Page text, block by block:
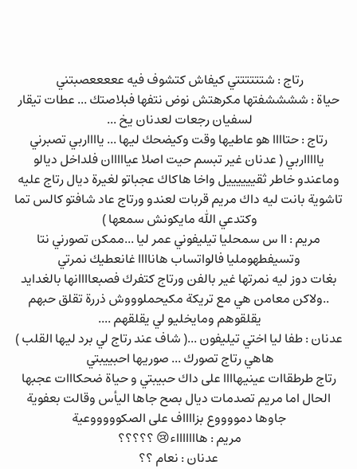
رتاج : شتتتتتتي كيفاش كتشوف فيه عععععصبتني
حياة : ششششفتها مكرهتش نوض نتفها فبلاصتك ... عطات تيقار
لسفيان رجعات لعدنان يخ ...
رتاج : حتاااا هو عاطيها وقت وكيضحك ليها ... يااااربي تصبرني
ياااااربي ( عدنان غير تبسم حيت اصلا عيااااان فلداخل ديالو
وماعندو خاطر ثقييييييل واخا هاكاك عجباتو لغيرة ديال رتاج عليه
تاشوية بانت ليه داك مريم قربات لعندو ورتاج عاد شافتو كالس تما
وكتدعي الله مايكونش سمعها )
مريم : اا س سمحليا تيليفوني عمر ليا ...ممكن تصورني نتا
وتسيفطهومليا فالواتساب هاناااا غانعطيك نمرتي
بغات دوز ليه نمرتها غير بالفن ورتاج كتفرك فصبعاااانها بالغدايد
..ولاكن معامن هي مع تريكة مكيحملوووش ذررة تقلق حبهم
يقلقوهم ومايخليو لي يقلقهم ....
عدنان : طفا ليا اختي تيليفون ...( شاف عند رتاج لي برد ليها القلب )
هاهي رتاج تصورك ... صوريها احبييبتي
رتاج طرطقاات عينيهاااا على داك حبيبتي و حياة ضحكااات عجبها
الحال اما مريم تصدمات ديال بصح جاها اليأس وقالت بعفوية
جاوها دمووووع بزااااف على الصكوووووعية
مريم : هاااااااء😢 ؟؟؟؟؟
عدنان : نعام ؟؟